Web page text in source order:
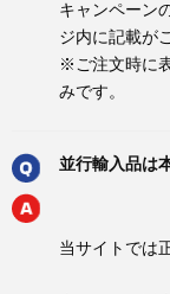
キャンペーン
ジ内に記載が
※ご注文時に
みです。
並行輸入品は
当サイトでは